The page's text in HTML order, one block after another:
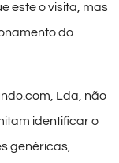
este o visita, mas
do
Lda, não
identificar o
genéricas,